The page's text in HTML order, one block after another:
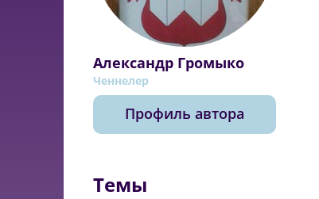
Александр Громыко
Ченнелер
Профиль автора
Темы